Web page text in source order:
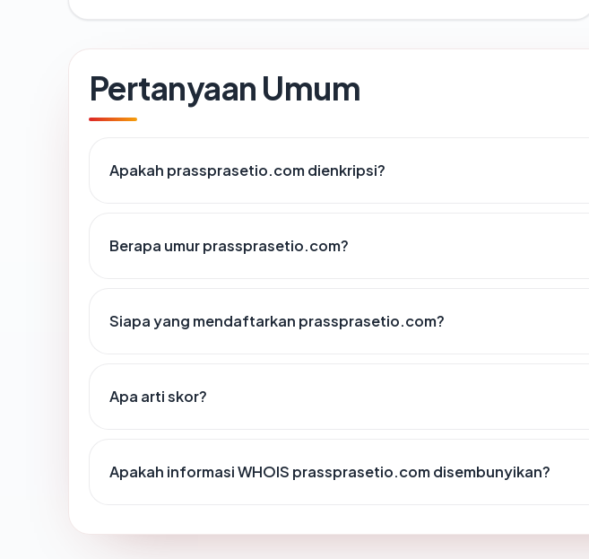
Pertanyaan Umum
Apakah prassprasetio.com dienkripsi?
Berapa umur prassprasetio.com?
Siapa yang mendaftarkan prassprasetio.com?
Apa arti skor?
Apakah informasi WHOIS prassprasetio.com disembunyikan?